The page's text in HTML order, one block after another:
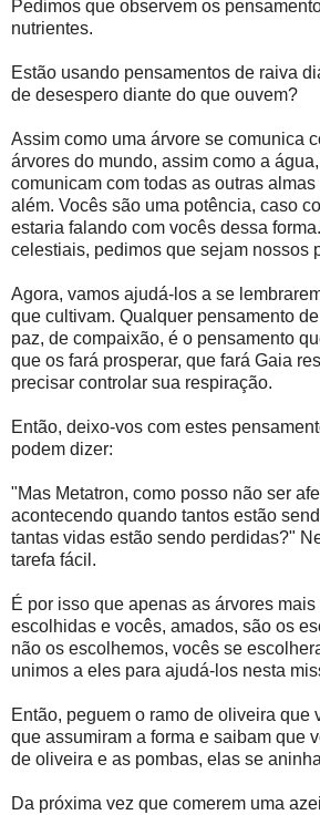
Pedimos que observem os
nutrientes.
Estão usando pensamentos de raiva
de desespero diante do que ouvem?
Assim como uma árvore se comunica
árvores do mundo, assim como a
comunicam com todas as outras
além. Vocês são uma potência, caso
estaria falando com vocês dessa
celestiais, pedimos que sejam nossos
Agora, vamos ajudá-los a se
que cultivam. Qualquer pensamento
paz, de compaixão, é o pensamento
que os fará prosperar, que fará Gaia
precisar controlar sua respiração.
Então, deixo-vos com estes
podem dizer:
"Mas Metatron, como posso não ser
acontecendo quando tantos estão
tantas vidas estão sendo perdidas?"
tarefa fácil.
É por isso que apenas as árvores mais
escolhidas e vocês, amados, são os
não os escolhemos, vocês se
unimos a eles para ajudá-los nesta
Então, peguem o ramo de oliveira que
que assumiram a forma e saibam que
de oliveira e as pombas, elas se
Da próxima vez que comerem uma